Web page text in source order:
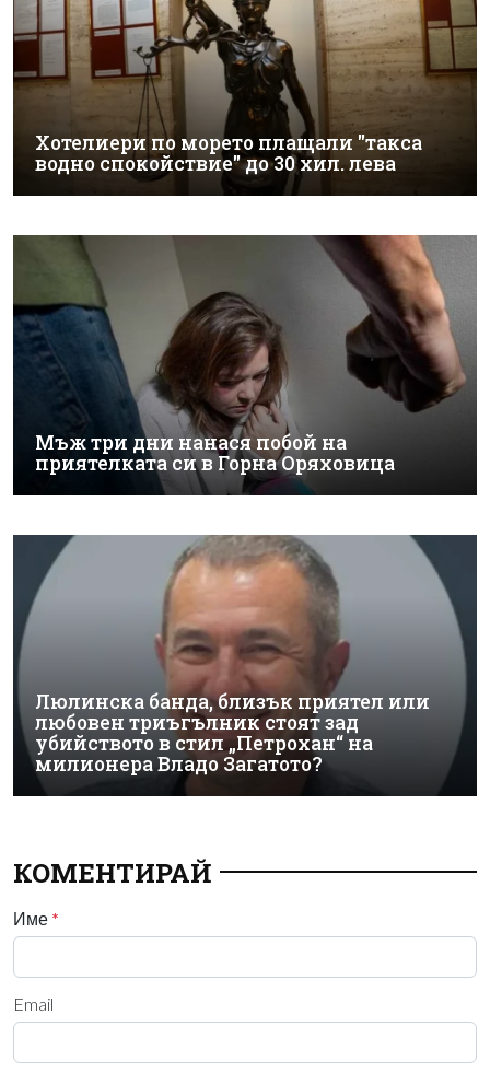
Хотелиери по морето плащали "такса
водно спокойствие" до 30 хил. лева
Мъж три дни нанася побой на
приятелката си в Горна Оряховица
Люлинска банда, близък приятел или
любовен триъгълник стоят зад
убийството в стил „Петрохан“ на
милионера Владо Загатото?
КОМЕНТИРАЙ
Име *
Email